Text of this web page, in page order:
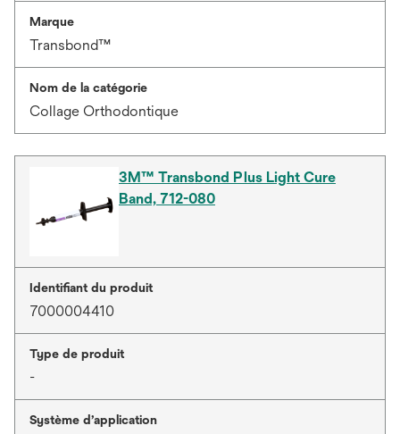
Marque
Transbond™
Nom de la catégorie
Collage Orthodontique
3M™ Transbond Plus Light Cure
Band, 712-080
Identifiant du produit
7000004410
Type de produit
-
Système d’application